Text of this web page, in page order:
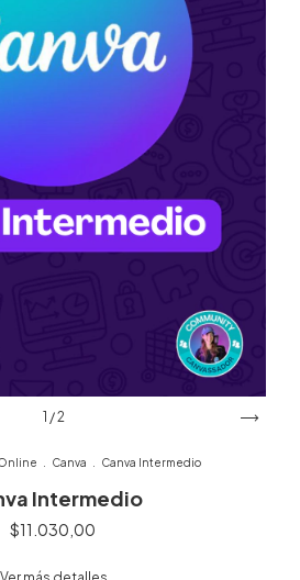
1 /2
Canva Canva Intermedio
Intermedio
$11.030,00
Ver más detalles